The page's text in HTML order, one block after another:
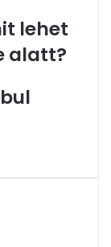
lehet
alatt?